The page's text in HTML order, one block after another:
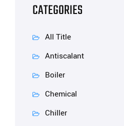
CATEGORIES
All Title
Antiscalant
Boiler
Chemical
Chiller